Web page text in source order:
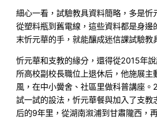
細心一看，試驗教具資料簡略，多是忻
從塑料瓶到舊電線，這些資料都是身邊
末忻元華的手，就能釀成迷信課試驗教
忻元華和支教的緣分，還得從2015年
所高校副校長職位上退休后，他施展主
風，在中小黌舍、社區里做科普講座。
試一試的設法，忻元華餐與加入了支教
后的9年里，從湖南溆浦到甘肅隴西，